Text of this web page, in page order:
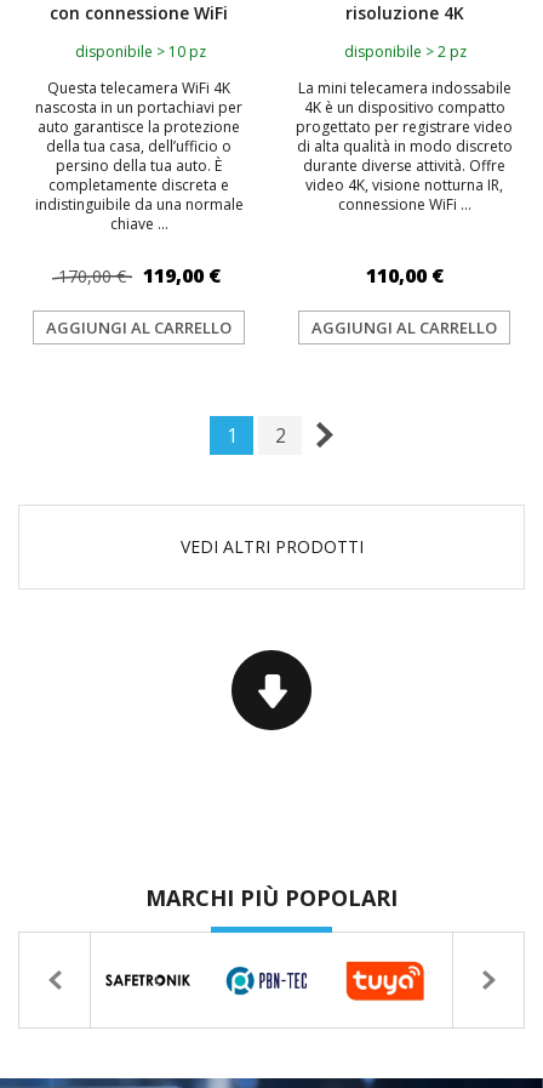
con connessione WiFi
disponibile > 10 pz
Questa telecamera WiFi 4K
nascosta in un portachiavi per
auto garantisce la protezione
della tua casa, dell’ufficio o
persino della tua auto. È
completamente discreta e
indistinguibile da una normale
chiave ...
170,00 € 119,00 €
AGGIUNGI AL CARRELLO
risoluzione 4K
disponibile > 2 pz
La mini telecamera indossabile
4K è un dispositivo compatto
progettato per registrare video
di alta qualità in modo discreto
durante diverse attività. Offre
video 4K, visione notturna IR,
connessione WiFi ...
110,00 €
AGGIUNGI AL CARRELLO
1 2
VEDI ALTRI PRODOTTI
MARCHI PIÙ POPOLARI